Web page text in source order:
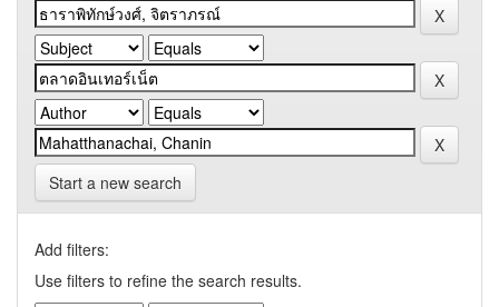
Start a new search
Add filters:
Use filters to refine the search results.